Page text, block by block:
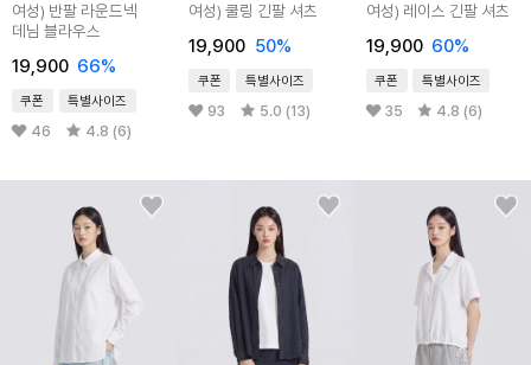
여성) 반팔 라운드넥
데님 블라우스
19,900 66%
쿠폰 특별사이즈
46 4.8 (6)
여성) 쿨링 긴팔 셔츠
19,900 50%
쿠폰 특별사이즈
93 5.0 (13)
여성) 레이스 긴팔 셔츠
19,900 60%
쿠폰 특별사이즈
35 4.8 (6)